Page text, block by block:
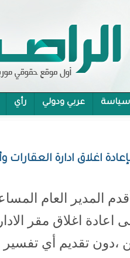
سياسة عربي ودولي رأي
الرموز تفوح منه رائحة
اغلاق ادارة العقارات
المدير العام
اعادة اغلاق مقر
،دون تقديم أي تفسير